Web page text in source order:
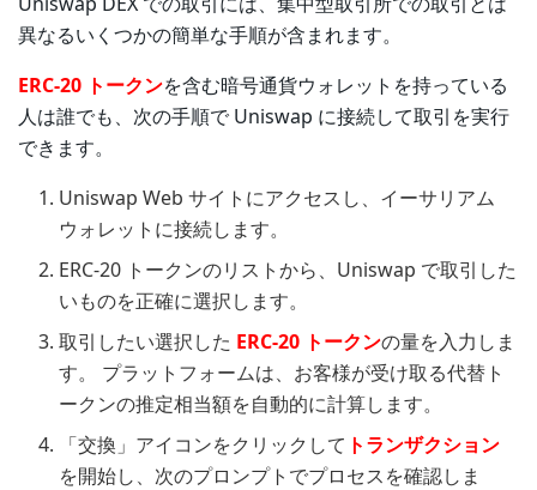
異なるいくつかの簡単な手順が含まれます。
ERC-20 トークンを含む暗号通貨ウォレットを持っている
人は誰でも、次の手順で Uniswap に接続して取引を実行
できます。
Uniswap Web サイトにアクセスし、イーサリアム
ウォレットに接続します。
ERC-20 トークンのリストから、Uniswap で取引した
いものを正確に選択します。
取引したい選択した ERC-20 トークンの量を入力しま
す。 プラットフォームは、お客様が受け取る代替ト
ークンの推定相当額を自動的に計算します。
「交換」アイコンをクリックして トランザクション
を開始し、次のプロンプトでプロセスを確認しま